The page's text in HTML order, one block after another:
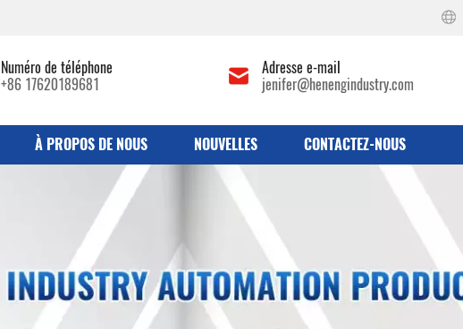
Numéro de téléphone
+86 17620189681
Adresse e-mail
jenifer@henengindustry.com
À PROPOS DE NOUS NOUVELLES CONTACTEZ-NOUS